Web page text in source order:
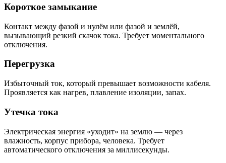
Короткое замыкание
Контакт между фазой и нулём или фазой и землёй,
вызывающий резкий скачок тока. Требует моментального
отключения.
Перегрузка
Избыточный ток, который превышает возможности кабеля.
Проявляется как нагрев, плавление изоляции, запах.
Утечка тока
Электрическая энергия «уходит» на землю — через
влажность, корпус прибора, человека. Требует
автоматического отключения за миллисекунды.